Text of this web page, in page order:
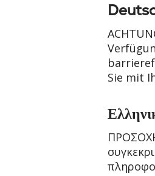
Sie mit